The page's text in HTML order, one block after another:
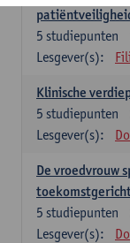
5 studiepunten
Lesgever(s):
Klinische
5 studiepunten
Lesgever(s):
De vroedvrouw
5 studiepunten
Lesgever(s):